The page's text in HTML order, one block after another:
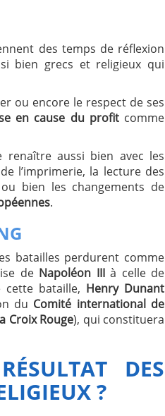
des temps de réflexion
bien grecs et religieux qui
ou encore le respect de ses
en cause du profitcomme
aussi bien avec les
l’imprimerie, la lecture des
bien les changements de
.
batailles perdurent comme
de Napoléon IIIà celle de
bataille, Henry Dunant
du Comité international de
Croix Rouge), qui constituera
DES
?